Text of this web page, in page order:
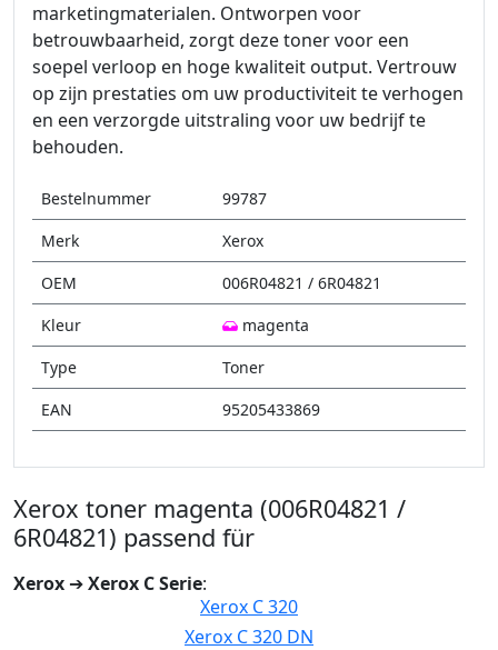
marketingmaterialen. Ontworpen voor
betrouwbaarheid, zorgt deze toner voor een
soepel verloop en hoge kwaliteit output. Vertrouw
op zijn prestaties om uw productiviteit te verhogen
en een verzorgde uitstraling voor uw bedrijf te
behouden.
Bestelnummer
99787
Merk
Xerox
OEM
006R04821 / 6R04821
Kleur
magenta
Type
Toner
EAN
95205433869
Xerox toner magenta (006R04821 /
6R04821) passend für
Xerox ➔Xerox C Serie:
Xerox C 320
Xerox C 320 DN